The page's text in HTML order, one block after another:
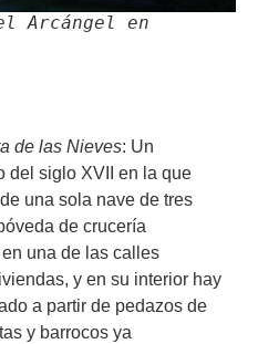
Arcángel en
de las Nieves: Un
del siglo XVII en la que
una sola nave de tres
de crucería
una de las calles
y en su interior hay
a partir de pedazos de
y barrocos ya